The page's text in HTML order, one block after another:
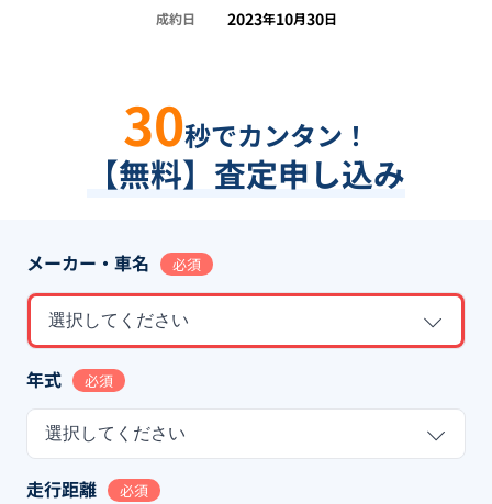
成約日
2023年10月30日
30秒でカンタン！
【無料】査定申し込み
メーカー・車名 必須
選択してください
年式 必須
選択してください
走行距離 必須